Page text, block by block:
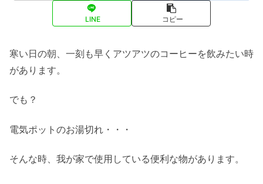
LINE コピー
寒い日の朝、一刻も早くアツアツのコーヒーを飲みたい時
があります。
でも？
電気ポットのお湯切れ・・・
そんな時、我が家で使用している便利な物があります。